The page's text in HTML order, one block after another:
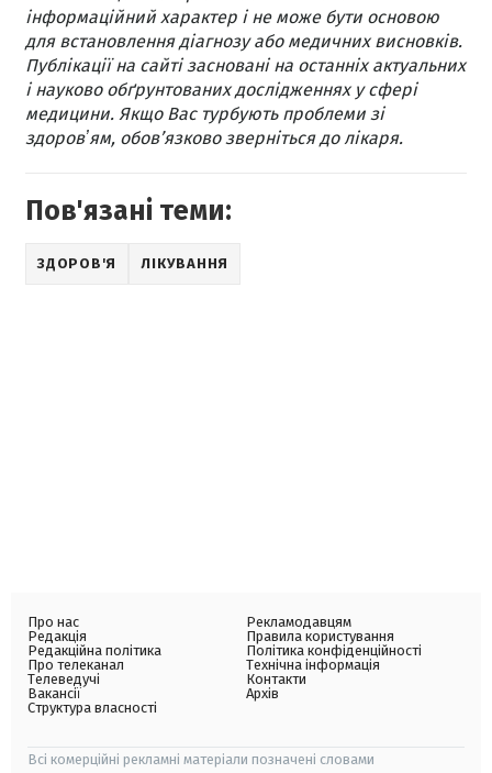
інформаційний характер і не може бути основою
для встановлення діагнозу або медичних висновків.
Публікації на сайті засновані на останніх актуальних
і науково обґрунтованих дослідженнях у сфері
медицини. Якщо Вас турбують проблеми зі
здоровʼям, обов’язково зверніться до лікаря.
Пов'язані теми:
ЗДОРОВ'Я ЛІКУВАННЯ
Про нас
Редакція
Редакційна політика
Про телеканал
Телеведучі
Вакансії
Структура власності
Рекламодавцям
Правила користування
Політика конфіденційності
Технічна інформація
Контакти
Архів
Всі комерційні рекламні матеріали позначені словами